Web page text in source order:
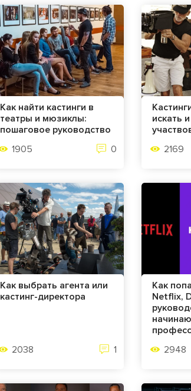
Как найти кастинги в
театры и мюзиклы:
пошаговое руководство
1905
0
искать
2169
Как выбрать агента или
кастинг-директора
2038 1
Как
Netflix,
2948